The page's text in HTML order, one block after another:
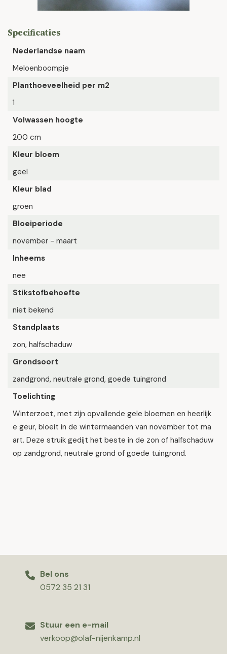
Specificaties
Nederlandse naam
Meloenboompje
Planthoeveelheid per m2
1
Volwassen hoogte
200 cm
Kleur bloem
geel
Kleur blad
groen
Bloeiperiode
november - maart
Inheems
nee
Stikstofbehoefte
niet bekend
Standplaats
zon, halfschaduw
Grondsoort
zandgrond, neutrale grond, goede tuingrond
Toelichting
Winterzoet, met zijn opvallende gele bloemen en heerlijk
e geur, bloeit in de wintermaanden van november tot ma
art. Deze struik gedijt het beste in de zon of halfschaduw
op zandgrond, neutrale grond of goede tuingrond.
Bel ons
0572 35 21 31
Stuur een e-mail
verkoop@olaf-nijenkamp.nl